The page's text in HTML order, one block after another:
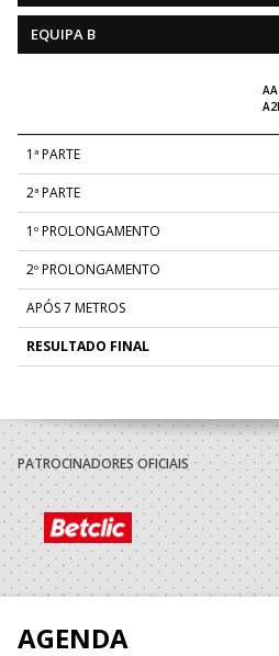
EQUIPA B
1ª PARTE
2ª PARTE
1º PROLONGAMENTO
2º PROLONGAMENTO
APÓS 7 METROS
RESULTADO FINAL
PATROCINADORES OFICIAIS
AGENDA